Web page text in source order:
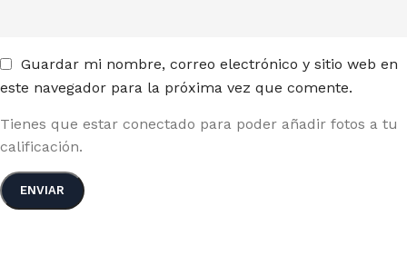
Guardar mi nombre, correo electrónico y sitio web en
este navegador para la próxima vez que comente.
Tienes que estar conectado para poder añadir fotos a tu
calificación.